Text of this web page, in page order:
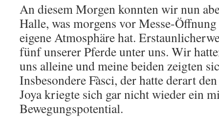
An diesem Morgen konnten wir nun
Halle, was morgens vor Messe-
eigene Atmosphäre hat.
fünf unserer Pferde unter uns. Wir
uns alleine und meine beiden zeigten
Insbesondere Fàsci, der hatte derart
Joya kriegte sich gar nicht wieder ein
Bewegungspotential.